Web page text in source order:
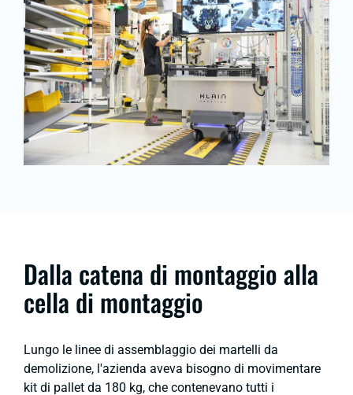
Dalla catena di montaggio alla
cella di montaggio
Lungo le linee di assemblaggio dei martelli da
demolizione, l'azienda aveva bisogno di movimentare
kit di pallet da 180 kg, che contenevano tutti i